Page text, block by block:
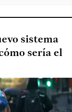
sistema
sería el